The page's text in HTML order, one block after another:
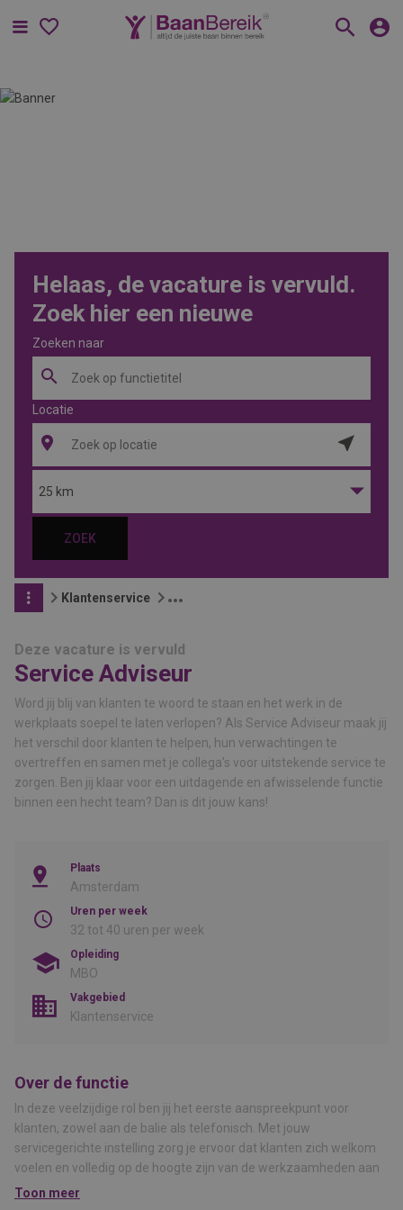
Menu
Helaas, de vacature is vervuld.
Zoek hier een nieuwe
Zoeken naar
Locatie
ophalen
25 km
ZOEK
Klantenservice
Deze vacature is vervuld
Service Adviseur
Word jij blij van klanten te woord te staan en het werk in de
werkplaats soepel te laten verlopen? Als Service Adviseur maak jij
het verschil door klanten te helpen, hun verwachtingen te
overtreffen en samen met je collega’s voor uitstekende service te
zorgen. Ben jij klaar voor een uitdagende en afwisselende functie
binnen een hecht team? Dan is dit jouw kans!
Plaats
Amsterdam
Uren per week
32 tot 40 uren per week
Opleiding
MBO
Vakgebied
Klantenservice
Over de functie
In deze veelzijdige rol ben jij het eerste aanspreekpunt voor
klanten, zowel aan de balie als telefonisch. Met jouw
servicegerichte instelling zorg je ervoor dat klanten zich welkom
voelen en volledig op de hoogte zijn van de werkzaamheden aan
hun bedrijfswagen. Samen met je collega’s zorg je voor een
Toon meer